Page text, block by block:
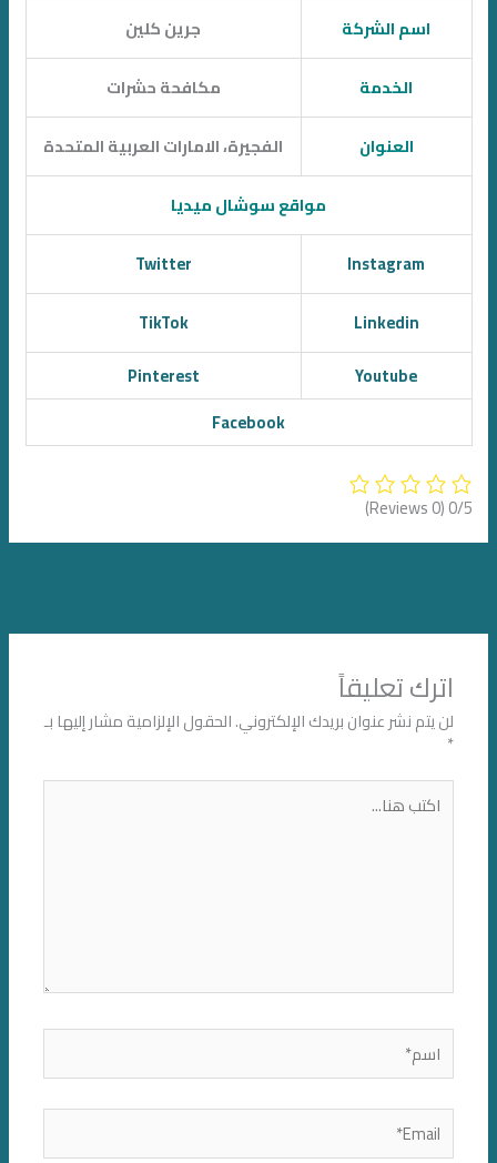
اسم الشركة
جرين كلين
الخدمة
مكافحة حشرات
العنوان
الفجيرة، الامارات العربية المتحدة
مواقع سوشال ميديا
Instagram
Twitter
Linkedin
TikTok
Youtube
Pinterest
Facebook
0/5
(0 Reviews)
اترك تعليقاً
لن يتم نشر عنوان بريدك الإلكتروني.الحقول الإلزامية مشار إليها بـ
*
اكتب
هنا...
اسم*
Email*